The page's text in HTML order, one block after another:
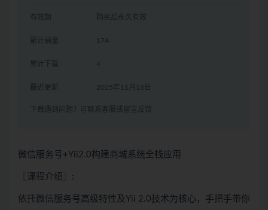
有效期 购买后永久有效
累计销量 174
累计下载 4
最近更新 2025年11月18日
下载遇到问题？可联系客服或留言反馈
微信服务号+Yii2.0构建商城系统全栈应用
〖课程介绍〗:
依托微信服务号高级特性及Yii 2.0技术为核心，手把手带你